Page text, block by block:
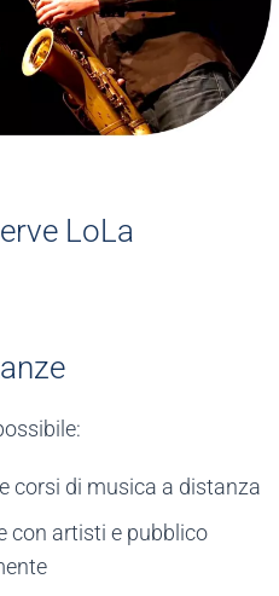
LoLa
corsi di musica a distanza
con artisti e pubblico